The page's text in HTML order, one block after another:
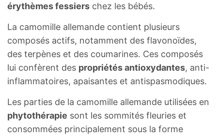
érythèmes fessiers chez les bébés.
La camomille allemande contient plusieurs
composés actifs, notamment des flavonoïdes,
des terpènes et des coumarines. Ces composés
lui confèrent des propriétés antioxydantes, anti-
inflammatoires, apaisantes et antispasmodiques.
Les parties de la camomille allemande utilisées en
phytothérapie sont les sommités fleuries et
consommées principalement sous la forme